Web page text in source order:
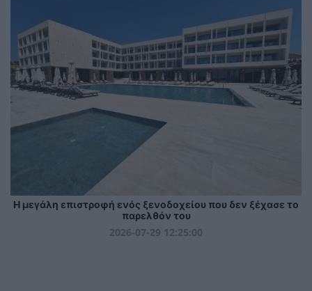
Η μεγάλη επιστροφή ενός ξενοδοχείου που δεν ξέχασε το
παρελθόν του
2026-07-29 12:25:00